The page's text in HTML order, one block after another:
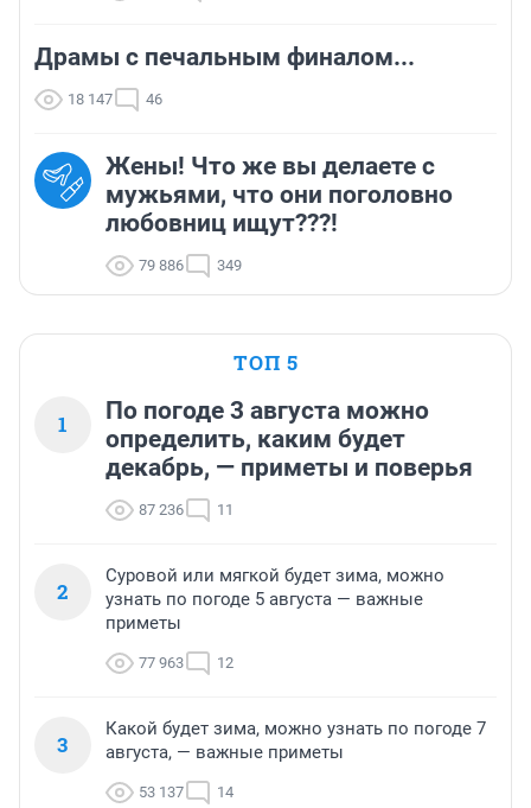
Драмы с печальным финалом...
18 147 46
Жены! Что же вы делаете с
мужьями, что они поголовно
любовниц ищут???!
79 886 349
ТОП 5
1
По погоде 3 августа можно
определить, каким будет
декабрь, — приметы и поверья
87 236 11
2
Суровой или мягкой будет зима, можно
узнать по погоде 5 августа — важные
приметы
77 963 12
3
Какой будет зима, можно узнать по погоде 7
августа, — важные приметы
53 137 14